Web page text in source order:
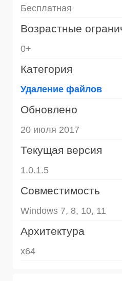
Бесплатная
Возрастные
0+
Категория
Удаление файлов
Обновлено
20 июля 2017
Текущая версия
1.0.1.5
Совместимость
Windows 7, 8, 10, 11
Архитектура
x64